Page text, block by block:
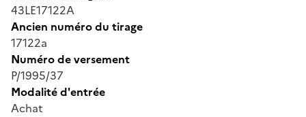
43LE17122A
Ancien numéro du tirage
17122a
Numéro de versement
P/1995/37
Modalité d'entrée
Achat